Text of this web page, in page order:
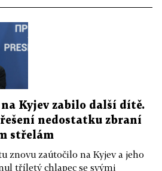
Kyjev zabilo další dítě.
nedostatku zbraní
střelám
znovu zaútočilo na Kyjev a jeho
tříletý chlapec se svými